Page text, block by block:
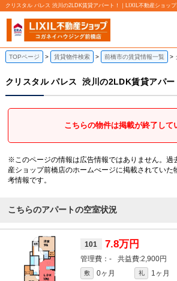
クリスタル パレス 渋川の2LDK賃貸アパート！｜LIXIL不動産ショッ
TOPページ 賃貸物件検索 前橋市の賃貸情報一覧
クリスタル パレス 渋川の2LDK賃貸アパー
こちらの物件は掲載が終了して
※このページの情報は広告情報ではありません。過
産ショップ前橋店のホームぺージに掲載されていた
考情報です。
こちらのアパートの空室状況
101 7.8万円
- 2,900円
敷 0ヶ月 礼
1ヶ月